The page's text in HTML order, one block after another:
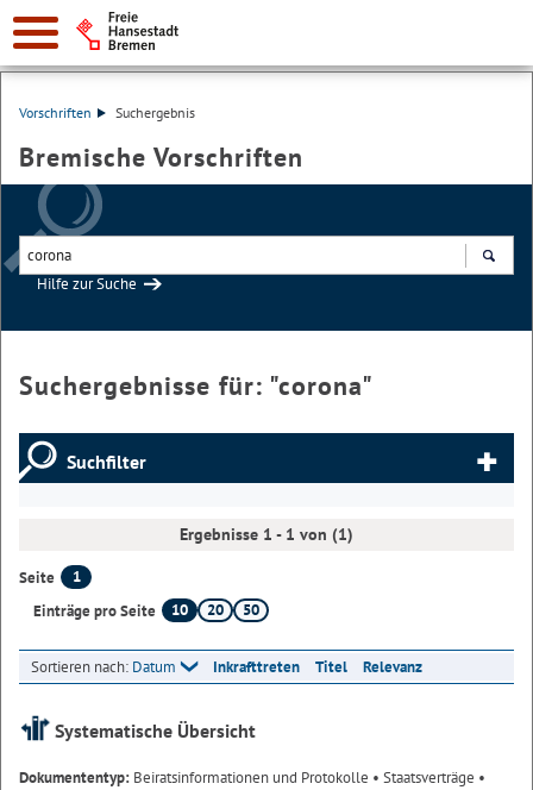
Vorschriften Suchergebnis
Bremische Vorschriften
Hilfe zur Suche
Suchergebnisse für: "corona"
Suchfilter
Ergebnisse 1 - 1 von (1)
Seite
1
Einträge pro Seite
10 20 50
Sortieren nach: Datum Inkrafttreten Titel Relevanz
Systematische Übersicht
Dokumententyp: Beiratsinformationen und Protokolle • Staatsverträge •